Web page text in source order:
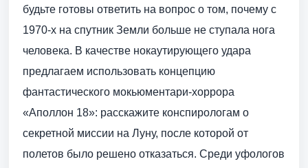
будьте готовы ответить на вопрос о том, почему с
1970-х на спутник Земли больше не ступала нога
человека. В качестве нокаутирующего удара
предлагаем использовать концепцию
фантастического мокьюментари-хоррора
«Аполлон 18»: расскажите конспирологам о
секретной миссии на Луну, после которой от
полетов было решено отказаться. Среди уфологов